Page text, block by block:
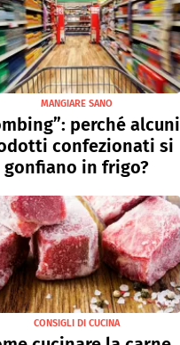
MANGIARE SANO
perché alcuni
confezionati si
gonfiano in frigo?
CONSIGLI DI CUCINA